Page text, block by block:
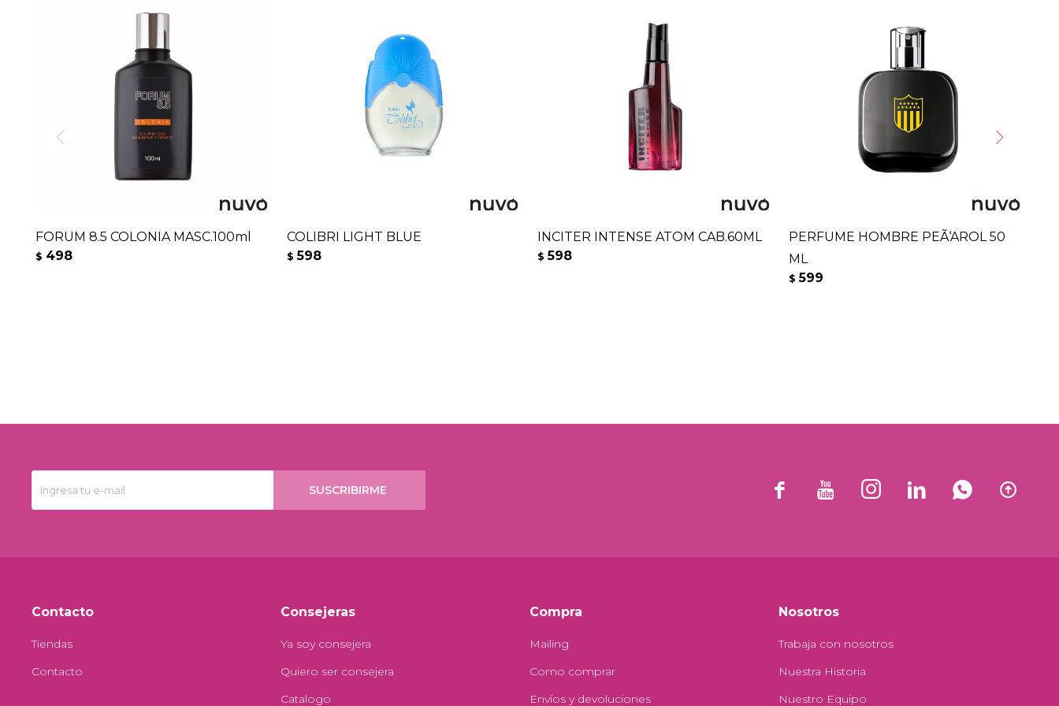
FORUM 8.5 COLONIA MASC.100ml
$ 498
COLIBRI LIGHT BLUE
$ 598
INCITER INTENSE ATOM CAB.60ML
$ 598
PERFUME HOMBRE PEÃ‘AROL 50
ML
$ 599
SUSCRIBIRME      
Contacto
Tiendas
Contacto
Consejeras
Ya soy consejera
Quiero ser consejera
Catalogo
Compra
Mailing
Como comprar
Envíos y devoluciones
Nosotros
Trabaja con nosotros
Nuestra Historia
Nuestro Equipo